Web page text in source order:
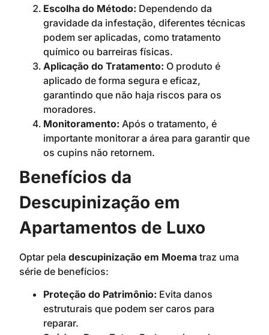
Escolha do Método: Dependendo da
gravidade da infestação, diferentes técnicas
podem ser aplicadas, como tratamento
químico ou barreiras físicas.
Aplicação do Tratamento: O produto é
aplicado de forma segura e eficaz,
garantindo que não haja riscos para os
moradores.
Monitoramento: Após o tratamento, é
importante monitorar a área para garantir que
os cupins não retornem.
Benefícios da
Descupinização em
Apartamentos de Luxo
Optar pela descupinização em Moema traz uma
série de benefícios:
Proteção do Patrimônio: Evita danos
estruturais que podem ser caros para
reparar.